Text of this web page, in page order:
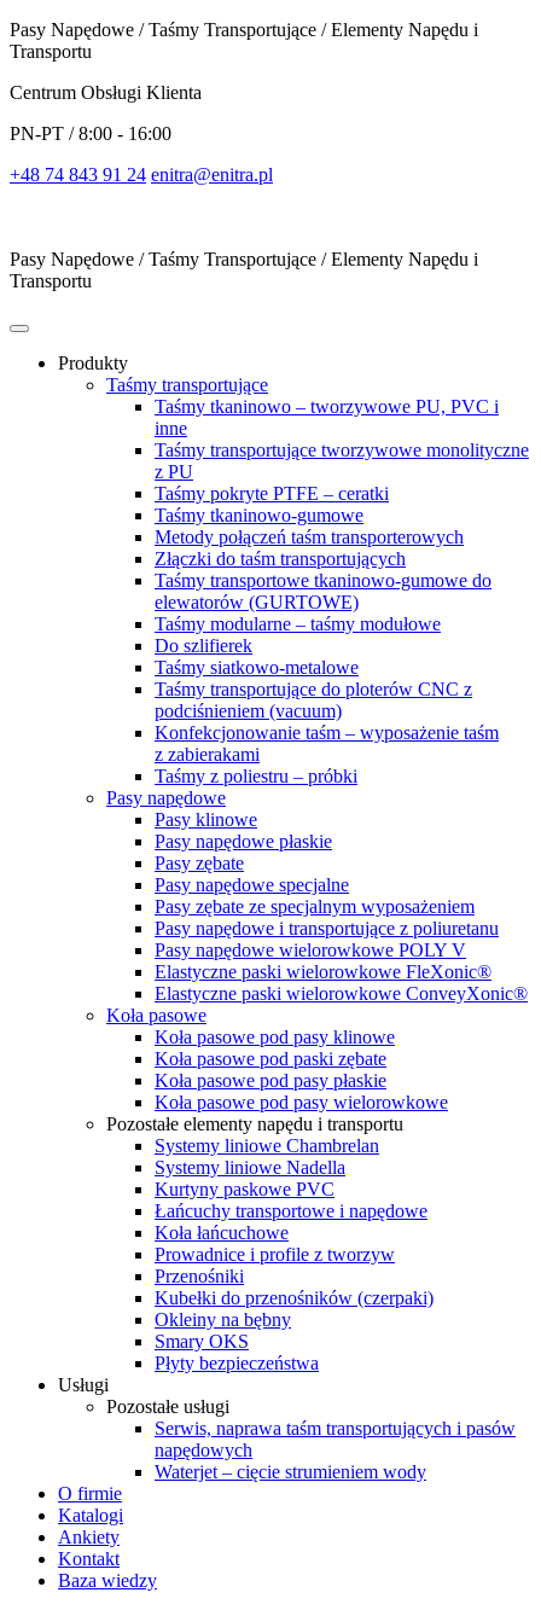
Pasy Napędowe / Taśmy Transportujące / Elementy Napędu i
Transportu
Centrum Obsługi Klienta
PN-PT / 8:00 - 16:00
+48 74 843 91 24 enitra@enitra.pl
Pasy Napędowe / Taśmy Transportujące / Elementy Napędu i
Transportu
Produkty
Taśmy transportujące
Taśmy tkaninowo – tworzywowe PU, PVC i
inne
Taśmy transportujące tworzywowe monolityczne
z PU
Taśmy pokryte PTFE – ceratki
Taśmy tkaninowo-gumowe
Metody połączeń taśm transporterowych
Złączki do taśm transportujących
Taśmy transportowe tkaninowo-gumowe do
elewatorów (GURTOWE)
Taśmy modularne – taśmy modułowe
Do szlifierek
Taśmy siatkowo-metalowe
Taśmy transportujące do ploterów CNC z
podciśnieniem (vacuum)
Konfekcjonowanie taśm – wyposażenie taśm
z zabierakami
Taśmy z poliestru – próbki
Pasy napędowe
Pasy klinowe
Pasy napędowe płaskie
Pasy zębate
Pasy napędowe specjalne
Pasy zębate ze specjalnym wyposażeniem
Pasy napędowe i transportujące z poliuretanu
Pasy napędowe wielorowkowe POLY V
Elastyczne paski wielorowkowe FleXonic®
Elastyczne paski wielorowkowe ConveyXonic®
Koła pasowe
Koła pasowe pod pasy klinowe
Koła pasowe pod paski zębate
Koła pasowe pod pasy płaskie
Koła pasowe pod pasy wielorowkowe
Pozostałe elementy napędu i transportu
Systemy liniowe Chambrelan
Systemy liniowe Nadella
Kurtyny paskowe PVC
Łańcuchy transportowe i napędowe
Koła łańcuchowe
Prowadnice i profile z tworzyw
Przenośniki
Kubełki do przenośników (czerpaki)
Okleiny na bębny
Smary OKS
Płyty bezpieczeństwa
Usługi
Pozostałe usługi
Serwis, naprawa taśm transportujących i pasów
napędowych
Waterjet – cięcie strumieniem wody
O firmie
Katalogi
Ankiety
Kontakt
Baza wiedzy